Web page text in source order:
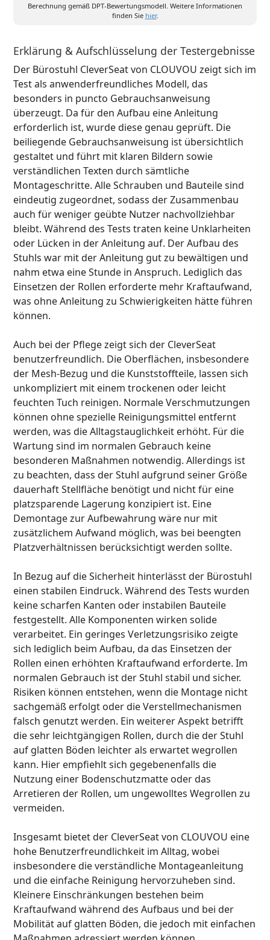
Berechnung gemäß DPT-Bewertungsmodell. Weitere Informationen
finden Sie hier.
Erklärung & Aufschlüsselung der Testergebnisse
Der Bürostuhl CleverSeat von CLOUVOU zeigt sich im
Test als anwenderfreundliches Modell, das
besonders in puncto Gebrauchsanweisung
überzeugt. Da für den Aufbau eine Anleitung
erforderlich ist, wurde diese genau geprüft. Die
beiliegende Gebrauchsanweisung ist übersichtlich
gestaltet und führt mit klaren Bildern sowie
verständlichen Texten durch sämtliche
Montageschritte. Alle Schrauben und Bauteile sind
eindeutig zugeordnet, sodass der Zusammenbau
auch für weniger geübte Nutzer nachvollziehbar
bleibt. Während des Tests traten keine Unklarheiten
oder Lücken in der Anleitung auf. Der Aufbau des
Stuhls war mit der Anleitung gut zu bewältigen und
nahm etwa eine Stunde in Anspruch. Lediglich das
Einsetzen der Rollen erforderte mehr Kraftaufwand,
was ohne Anleitung zu Schwierigkeiten hätte führen
können.
Auch bei der Pflege zeigt sich der CleverSeat
benutzerfreundlich. Die Oberflächen, insbesondere
der Mesh-Bezug und die Kunststoffteile, lassen sich
unkompliziert mit einem trockenen oder leicht
feuchten Tuch reinigen. Normale Verschmutzungen
können ohne spezielle Reinigungsmittel entfernt
werden, was die Alltagstauglichkeit erhöht. Für die
Wartung sind im normalen Gebrauch keine
besonderen Maßnahmen notwendig. Allerdings ist
zu beachten, dass der Stuhl aufgrund seiner Größe
dauerhaft Stellfläche benötigt und nicht für eine
platzsparende Lagerung konzipiert ist. Eine
Demontage zur Aufbewahrung wäre nur mit
zusätzlichem Aufwand möglich, was bei beengten
Platzverhältnissen berücksichtigt werden sollte.
In Bezug auf die Sicherheit hinterlässt der Bürostuhl
einen stabilen Eindruck. Während des Tests wurden
keine scharfen Kanten oder instabilen Bauteile
festgestellt. Alle Komponenten wirken solide
verarbeitet. Ein geringes Verletzungsrisiko zeigte
sich lediglich beim Aufbau, da das Einsetzen der
Rollen einen erhöhten Kraftaufwand erforderte. Im
normalen Gebrauch ist der Stuhl stabil und sicher.
Risiken können entstehen, wenn die Montage nicht
sachgemäß erfolgt oder die Verstellmechanismen
falsch genutzt werden. Ein weiterer Aspekt betrifft
die sehr leichtgängigen Rollen, durch die der Stuhl
auf glatten Böden leichter als erwartet wegrollen
kann. Hier empfiehlt sich gegebenenfalls die
Nutzung einer Bodenschutzmatte oder das
Arretieren der Rollen, um ungewolltes Wegrollen zu
vermeiden.
Insgesamt bietet der CleverSeat von CLOUVOU eine
hohe Benutzerfreundlichkeit im Alltag, wobei
insbesondere die verständliche Montageanleitung
und die einfache Reinigung hervorzuheben sind.
Kleinere Einschränkungen bestehen beim
Kraftaufwand während des Aufbaus und bei der
Mobilität auf glatten Böden, die jedoch mit einfachen